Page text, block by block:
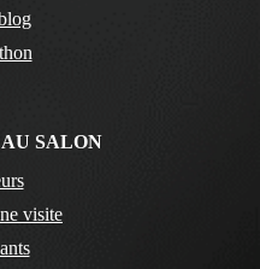
SALON
visite